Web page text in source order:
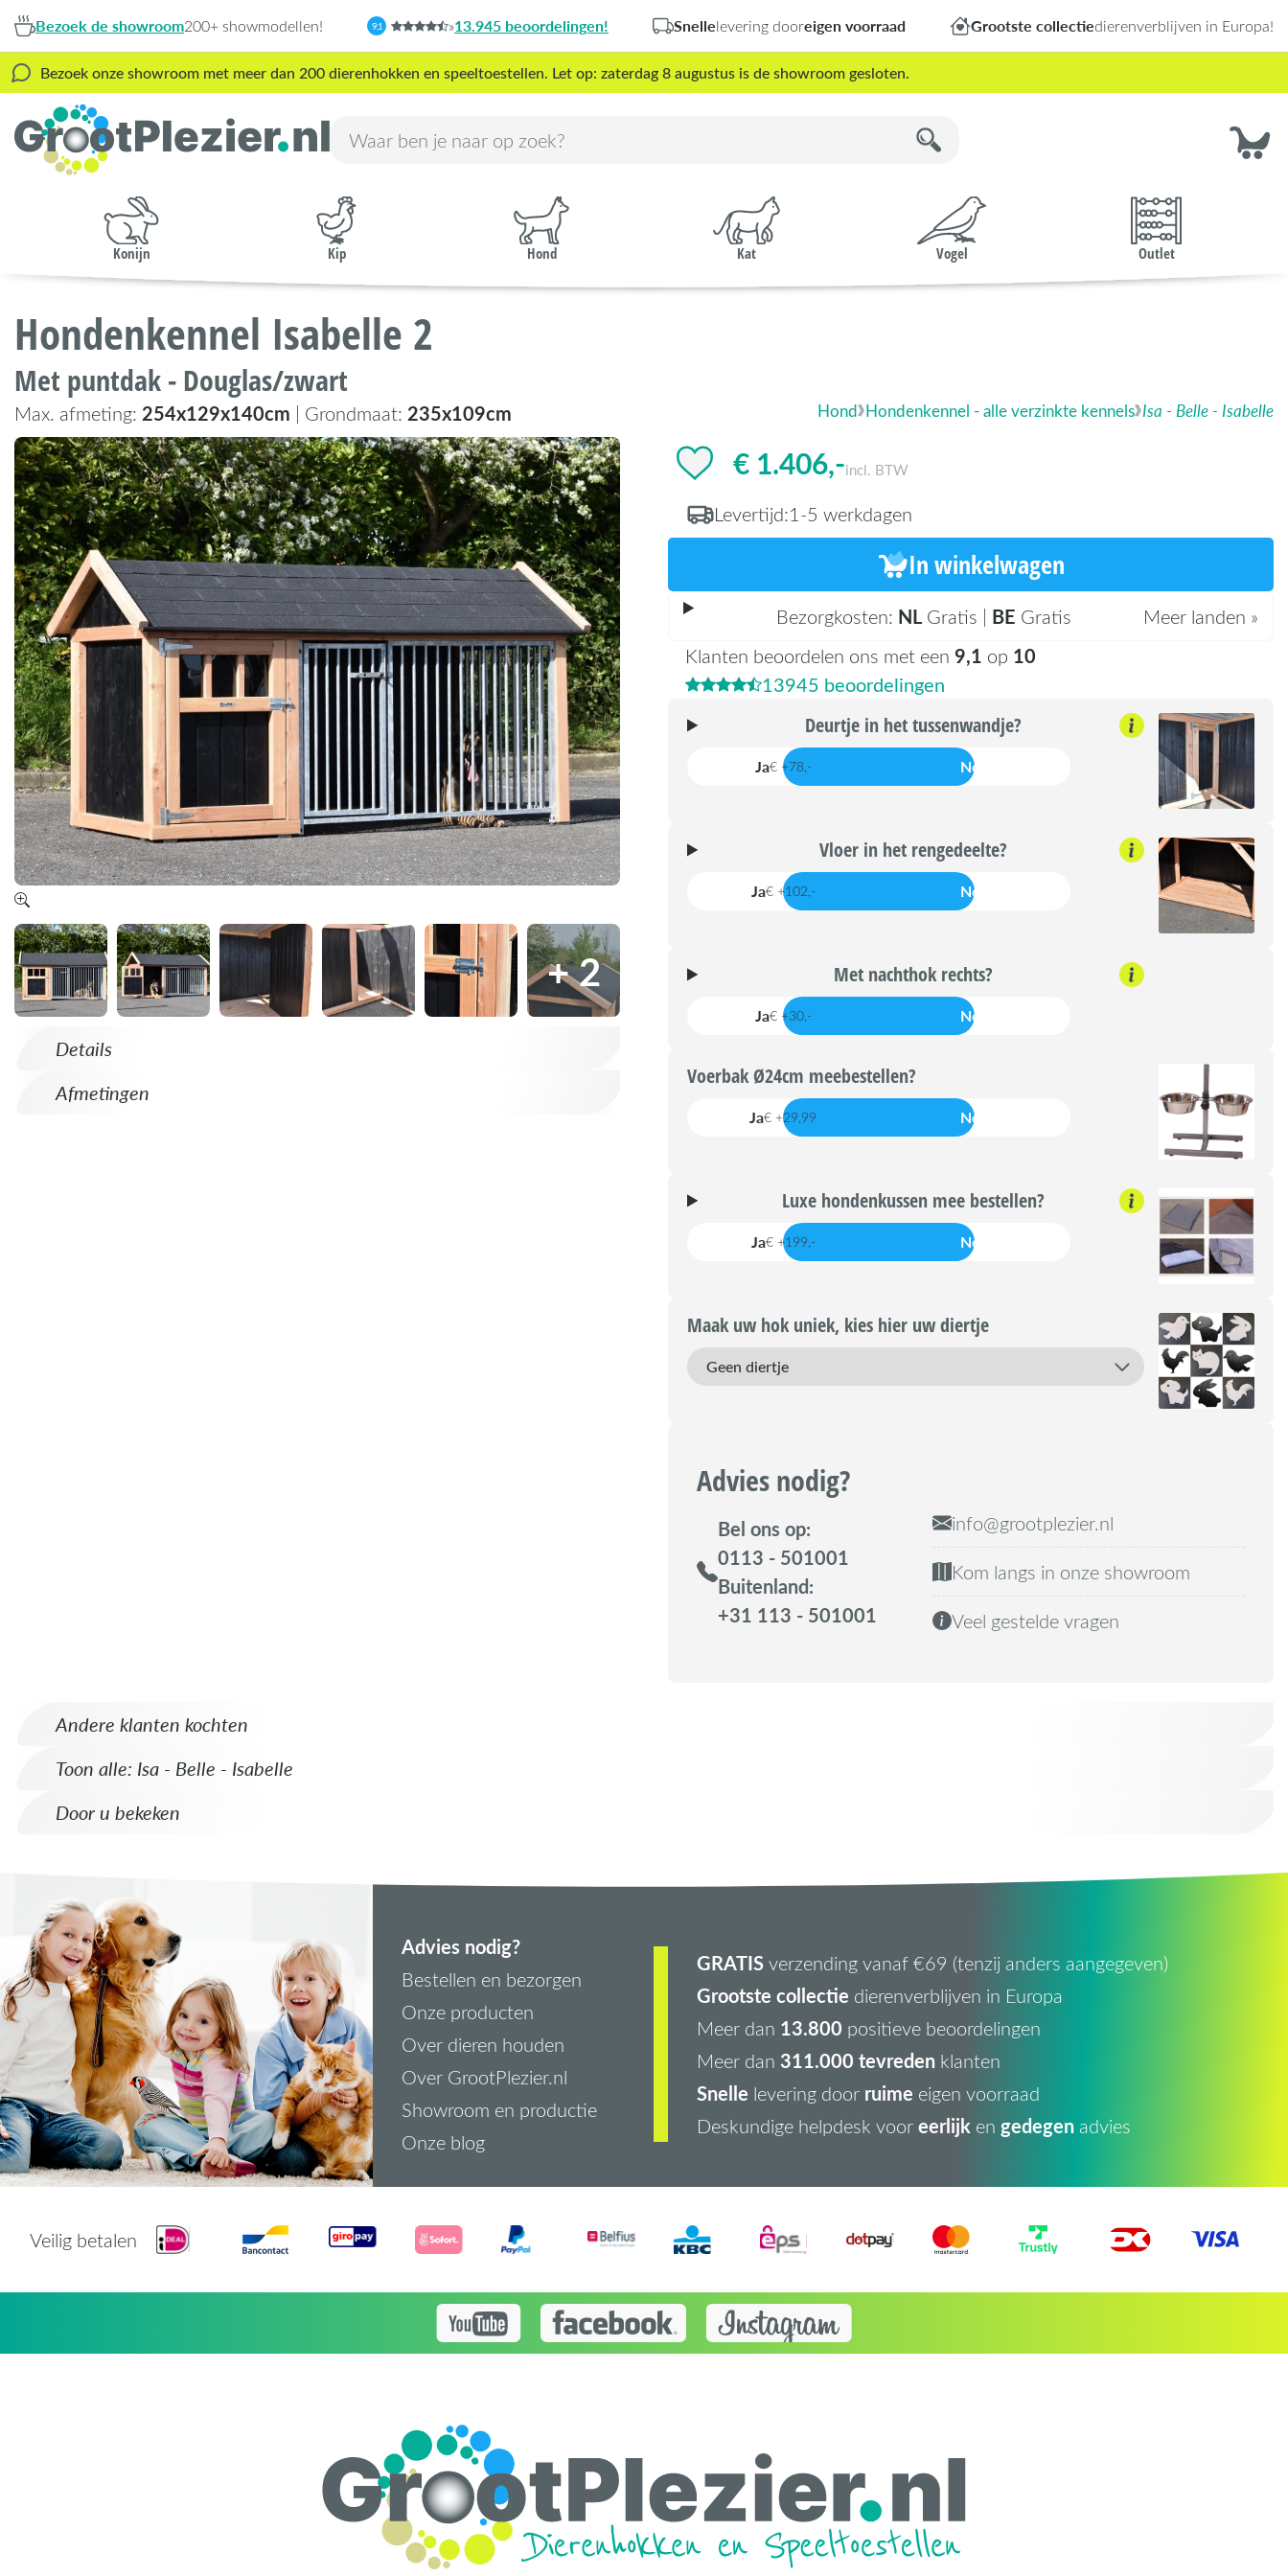
Bezoek de showroom200+ showmodellen! 9,1 »13.945 beoordelingen! Snellelevering dooreigen voorraad Grootste collectiedierenverblijven in Europa!
Bezoek onze showroom met meer dan 200 dierenhokken en speeltoestellen. Let op: zaterdag 8 augustus is de showroom gesloten.
Konijn Kip Hond Kat Vogel Outlet
Hondenkennel Isabelle 2
Met puntdak - Douglas/zwart
Max. afmeting: 254x129x140cm | Grondmaat: 235x109cm Hond Hondenkennel - alle verzinkte kennels Isa - Belle - Isabelle
+ 2
Details
Afmetingen
€ 1.406,-incl. BTW
Levertijd:1-5 werkdagen
In winkelwagen
Bezorgkosten: NLGratis | BE Gratis
Meer landen »
Klanten beoordelen ons met een 9,1 op 10
13945 beoordelingen
Deurtje in het tussenwandje?
Ja€ +78,- Nee
Vloer in het rengedeelte?
Ja€ +102,- Nee
Met nachthok rechts?
Ja€ +30,- Nee
Voerbak Ø24cm meebestellen?
Ja€ +29,99 Nee
Luxe hondenkussen mee bestellen?
Ja€ +199,- Nee
Maak uw hok uniek, kies hier uw diertje
Advies nodig?
Bel ons op:
0113 - 501001
Buitenland:
+31 113 - 501001
info@grootplezier.nl
Kom langs in onze showroom
Veel gestelde vragen
Andere klanten kochten
Toon alle: Isa - Belle - Isabelle
Door u bekeken
Advies nodig?
Bestellen en bezorgen
Onze producten
Over dieren houden
Over GrootPlezier.nl
Showroom en productie
Onze blog
GRATISverzending vanaf €69 (tenzij anders aangegeven)
Grootste collectie dierenverblijven in Europa
Meer dan 13.800 positieve beoordelingen
Meer dan 311.000 tevredenklanten
Snelle levering door ruime eigen voorraad
Deskundige helpdesk vooreerlijken gedegenadvies
Veilig betalen